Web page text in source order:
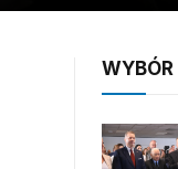
WYBÓR